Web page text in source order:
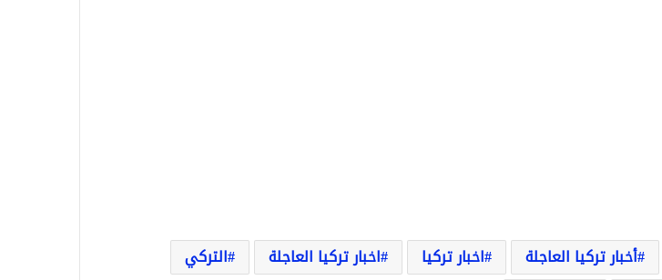
أخبار تركيا العاجلة اخبار تركيا اخبار تركيا العاجلة
التركي